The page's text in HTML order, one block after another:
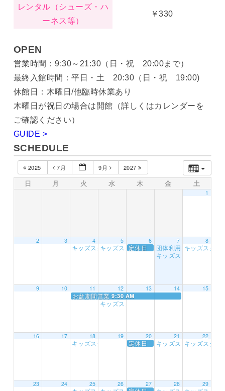
レンタル（シューズ・ハ
ーネス等）
￥330
OPEN
営業時間：9:30～21:30（日・祝 20:00まで）
最終入館時間：平日・土 20:30（日・祝 19:00)
休館日：木曜日/他臨時休業あり
木曜日が祝日の場合は開館（詳しくはカレンダーを
ご確認ください）
GUIDE >
SCHEDULE
2025 7月 9月 2027
日 月 火 水 木 金 土
1
2 3 4
キッズスクール(火)7:00 PM
5
キッズスクール（水）7:00 PM
6
定休日
7
団体利用 9:30 AM
キッズスクール
8
キッズスク
9 10 11
お盆期間営業9:30 AM
12
キッズスクール（水）
13 14 15
16 17 18
キッズスクール(火)7:00 PM
19 20
定休日
21
キッズスクール7:00 PM
22
キッズスク
23 24 25 26 27 28 29